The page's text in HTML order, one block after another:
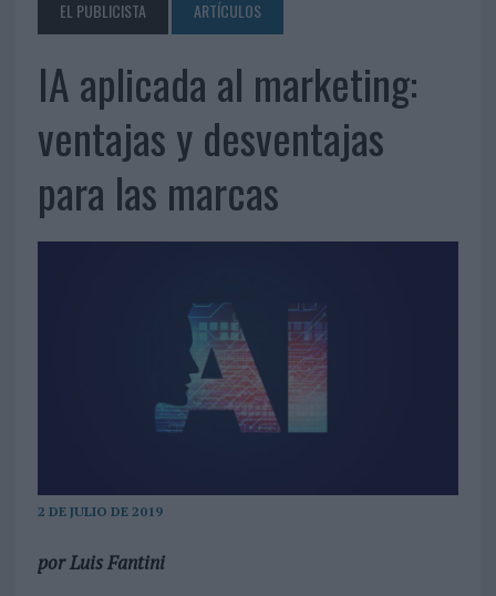
EL PUBLICISTA ARTÍCULOS
IA aplicada al marketing:
ventajas y desventajas
para las marcas
2 DE JULIO DE 2019
por Luis Fantini